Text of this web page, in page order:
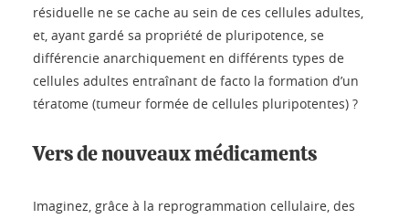
résiduelle ne se cache au sein de ces cellules adultes,
et, ayant gardé sa propriété de pluripotence, se
différencie anarchiquement en différents types de
cellules adultes entraînant de facto la formation d’un
tératome (tumeur formée de cellules pluripotentes) ?
Vers de nouveaux médicaments
Imaginez, grâce à la reprogrammation cellulaire, des